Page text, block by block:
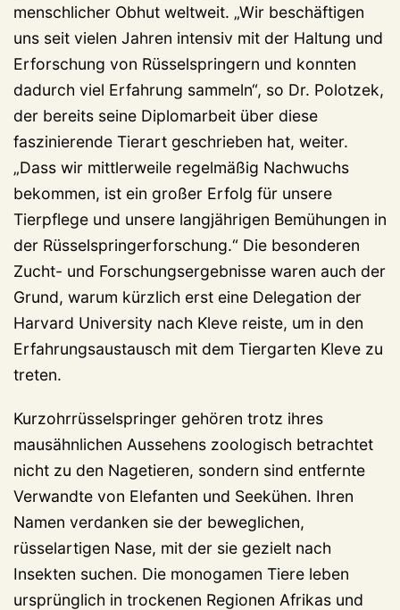
menschlicher Obhut weltweit. „Wir beschäftigen
uns seit vielen Jahren intensiv mit der Haltung und
Erforschung von Rüsselspringern und konnten
dadurch viel Erfahrung sammeln“, so Dr. Polotzek,
der bereits seine Diplomarbeit über diese
faszinierende Tierart geschrieben hat, weiter.
„Dass wir mittlerweile regelmäßig Nachwuchs
bekommen, ist ein großer Erfolg für unsere
Tierpflege und unsere langjährigen Bemühungen in
der Rüsselspringerforschung.“ Die besonderen
Zucht- und Forschungsergebnisse waren auch der
Grund, warum kürzlich erst eine Delegation der
Harvard University nach Kleve reiste, um in den
Erfahrungsaustausch mit dem Tiergarten Kleve zu
treten.
Kurzohrrüsselspringer gehören trotz ihres
mausähnlichen Aussehens zoologisch betrachtet
nicht zu den Nagetieren, sondern sind entfernte
Verwandte von Elefanten und Seekühen. Ihren
Namen verdanken sie der beweglichen,
rüsselartigen Nase, mit der sie gezielt nach
Insekten suchen. Die monogamen Tiere leben
ursprünglich in trockenen Regionen Afrikas und